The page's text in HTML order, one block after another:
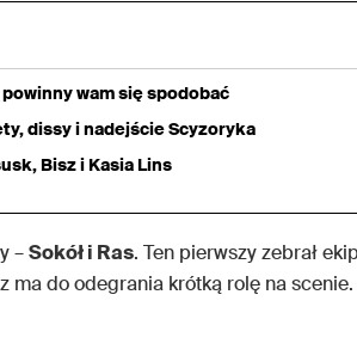
wam się spodobać
dissy i nadejście Scyzoryka
Bisz i Kasia Lins
–Sokół i Ras. Ten pierwszy zebrał
ma do odegrania krótką rolę na